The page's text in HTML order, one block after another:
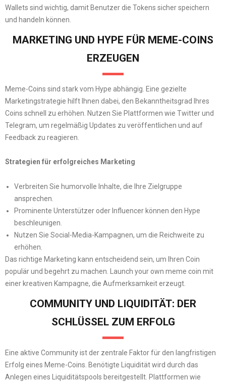
Wallets sind wichtig, damit Benutzer die Tokens sicher speichern
und handeln können.
MARKETING UND HYPE FÜR MEME-COINS
ERZEUGEN
Meme-Coins sind stark vom Hype abhängig. Eine gezielte
Marketingstrategie hilft Ihnen dabei, den Bekanntheitsgrad Ihres
Coins schnell zu erhöhen. Nutzen Sie Plattformen wie Twitter und
Telegram, um regelmäßig Updates zu veröffentlichen und auf
Feedback zu reagieren.
Strategien für erfolgreiches Marketing
Verbreiten Sie humorvolle Inhalte, die Ihre Zielgruppe
ansprechen.
Prominente Unterstützer oder Influencer können den Hype
beschleunigen.
Nutzen Sie Social-Media-Kampagnen, um die Reichweite zu
erhöhen.
Das richtige Marketing kann entscheidend sein, um Ihren Coin
populär und begehrt zu machen. Launch your own meme coin mit
einer kreativen Kampagne, die Aufmerksamkeit erzeugt.
COMMUNITY UND LIQUIDITÄT: DER
SCHLÜSSEL ZUM ERFOLG
Eine aktive Community ist der zentrale Faktor für den langfristigen
Erfolg eines Meme-Coins. Benötigte Liquidität wird durch das
Anlegen eines Liquiditätspools bereitgestellt. Plattformen wie